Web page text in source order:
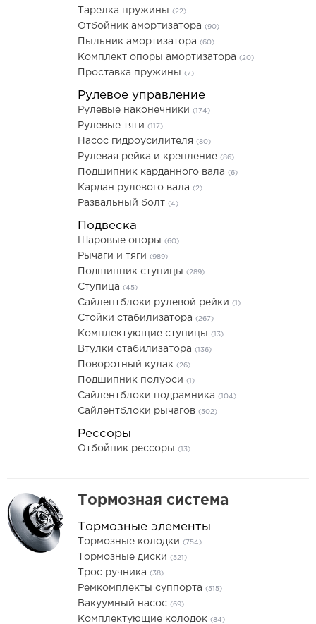
Тарелка пружины (22)
Отбойник амортизатора (90)
Пыльник амортизатора (60)
Комплект опоры амортизатора (20)
Проставка пружины (7)
Рулевое управление
Рулевые наконечники (174)
Рулевые тяги (117)
Насос гидроусилителя (80)
Рулевая рейка и крепление (86)
Подшипник карданного вала (6)
Кардан рулевого вала (2)
Развальный болт (4)
Подвеска
Шаровые опоры (60)
Рычаги и тяги (989)
Подшипник ступицы (289)
Ступица (45)
Сайлентблоки рулевой рейки (1)
Стойки стабилизатора (267)
Комплектующие ступицы (13)
Втулки стабилизатора (136)
Поворотный кулак (26)
Подшипник полуоси (1)
Сайлентблоки подрамника (104)
Сайлентблоки рычагов (502)
Рессоры
Отбойник рессоры (13)
Тормозная система
Тормозные элементы
Тормозные колодки (754)
Тормозные диски (521)
Трос ручника (38)
Ремкомплекты суппорта (515)
Вакуумный насос (69)
Комплектующие колодок (84)